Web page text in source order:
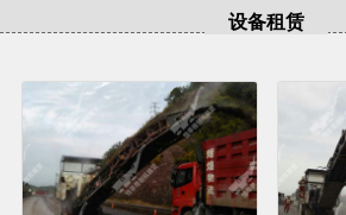
设备租赁